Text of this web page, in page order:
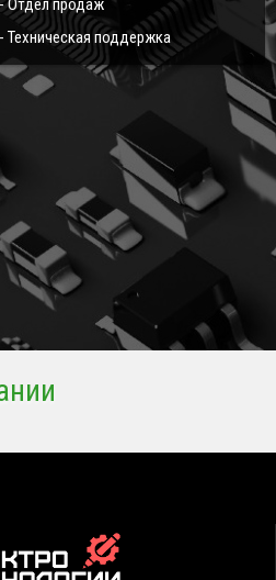
Отдел продаж
Техническая поддержка